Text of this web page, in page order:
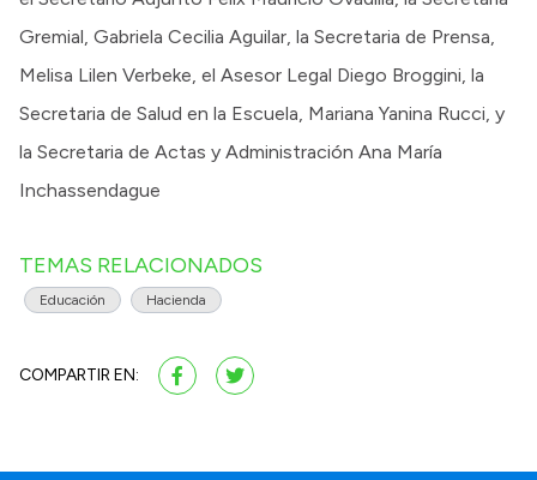
Gremial, Gabriela Cecilia Aguilar, la Secretaria de Prensa,
Melisa Lilen Verbeke, el Asesor Legal Diego Broggini, la
Secretaria de Salud en la Escuela, Mariana Yanina Rucci, y
la Secretaria de Actas y Administración Ana María
Inchassendague
TEMAS RELACIONADOS
Educación Hacienda
COMPARTIR EN: